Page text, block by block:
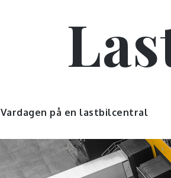
Vardagen på en lastbilcentral